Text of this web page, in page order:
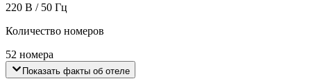
220 В / 50 Гц
Количество номеров
52 номера
Показать факты об отеле